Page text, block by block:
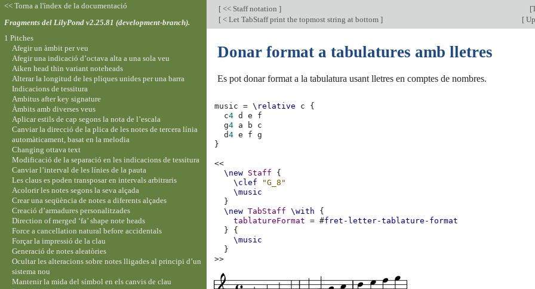
[ << Staff notation ] [
[ < Let TabStaff print the topmost string at bottom ] [
Donar format a tabulatures amb lletres
Es pot donar format a la tabulatura usant lletres en comptes de nombres.
music = \relative c
{
c4 d e
f
g4 a b
c
d4 e f
g
}
<<
\new Staff
{
\clef
"G_8"
\music
}
\new TabStaff \with
{
tablatureFormat
= #fret-letter-tablature-format
}
{
\music
}
>>
<< Torna a l'índex de la documentació
Fragments del LilyPond v2.25.81 (development-branch).
1 Pitches
Afegir un àmbit per veu
Afegir una indicació d’octava alta a una sola veu
Aiken head thin variant noteheads
Alterar la longitud de les pliques unides per una barra
Indicacions de tessitura
Ambitus after key signature
Àmbits amb diverses veus
Aplicar estils de cap segons la nota de l’escala
Canviar la direcció de la plica de les notes de tercera línia
automàticament, basat en la melodia
Changing ottava text
Modificació de la separació en les indicacions de tessitura
Canviar l’interval de les línies de la pauta
Les claus es poden transposar en intervals arbitraris
Acolorir les notes segons la seva alçada
Crear una seqüència de notes a diferents alçades
Creació d’armadures personalitzades
Direction of merged ‘fa’ shape note heads
Force a cancellation natural before accidentals
Forçar la impressió de la clau
Generació de notes aleatòries
Ocultar les alteracions sobre notes lligades al principi d’un
sistema nou
Mantenir la mida del símbol en els canvis de clau